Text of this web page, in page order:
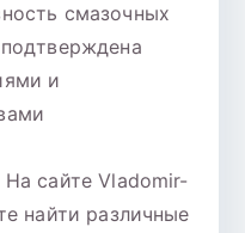
смазочных
и
сайте Vladomir-
найти различные